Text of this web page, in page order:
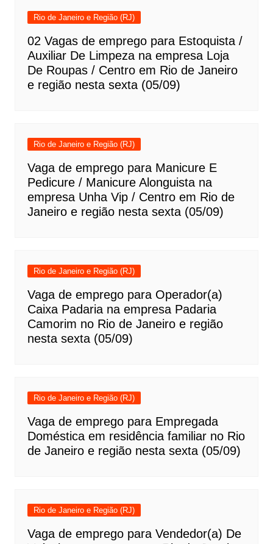
Rio de Janeiro e Região (RJ)
02 Vagas de emprego para Estoquista /
Auxiliar De Limpeza na empresa Loja
De Roupas / Centro em Rio de Janeiro
e região nesta sexta (05/09)
Rio de Janeiro e Região (RJ)
Vaga de emprego para Manicure E
Pedicure / Manicure Alonguista na
empresa Unha Vip / Centro em Rio de
Janeiro e região nesta sexta (05/09)
Rio de Janeiro e Região (RJ)
Vaga de emprego para Operador(a)
Caixa Padaria na empresa Padaria
Camorim no Rio de Janeiro e região
nesta sexta (05/09)
Rio de Janeiro e Região (RJ)
Vaga de emprego para Empregada
Doméstica em residência familiar no Rio
de Janeiro e região nesta sexta (05/09)
Rio de Janeiro e Região (RJ)
Vaga de emprego para Vendedor(a) De